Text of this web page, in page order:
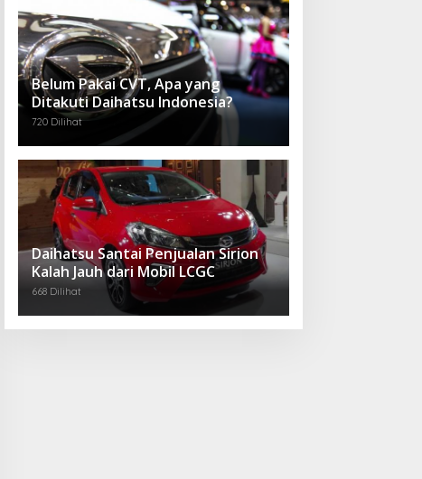
Belum Pakai CVT, Apa yang
Ditakuti Daihatsu Indonesia?
720 Dilihat
Daihatsu Santai Penjualan Sirion
Kalah Jauh dari Mobil LCGC
668 Dilihat